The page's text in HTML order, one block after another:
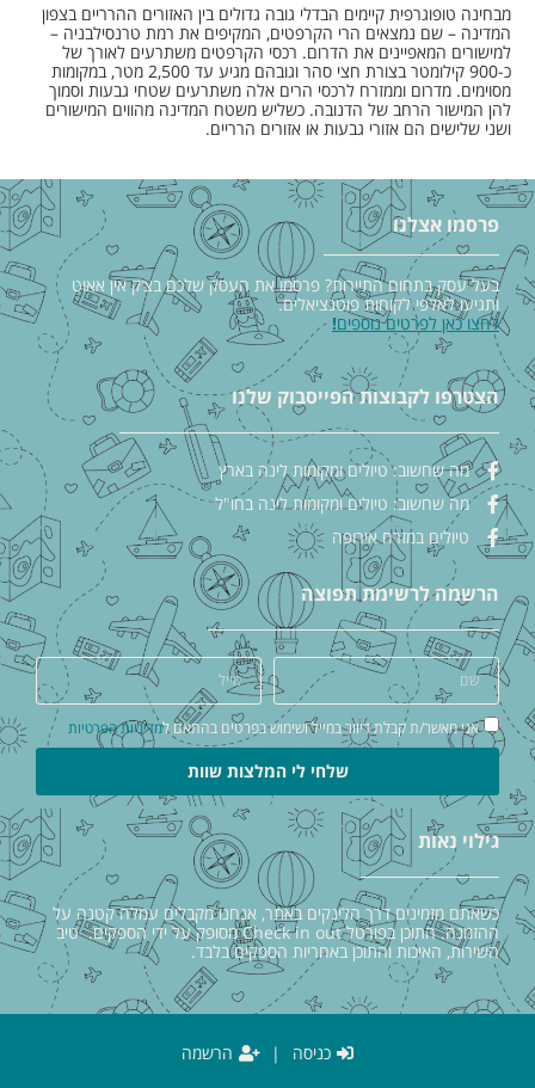
מבחינה טופוגרפית קיימים הבדלי גובה גדולים בין האזורים ההרריים בצפון
המדינה – שם נמצאים הרי הקרפטים, המקיפים את רמת טרנסילבניה –
למישורים המאפיינים את הדרום. רכסי הקרפטים משתרעים לאורך של
כ-900 קילומטר בצורת חצי סהר וגובהם מגיע עד 2,500 מטר, במקומות
מסוימים. מדרום וממזרח לרכסי הרים אלה משתרעים שטחי גבעות וסמוך
להן המישור הרחב של הדנובה. כשליש משטח המדינה מהווים המישורים
ושני שלישים הם אזורי גבעות או אזורים הרריים.
פרסמו אצלנו
בעל עסק בתחום התיירות? פרסמו את העסק שלכם בצ׳ק אין אאוט
ותגיעו לאלפי לקוחות פוטנציאלים.
לחצו כאן לפרטים נוספים!
הצטרפו לקבוצות הפייסבוק שלנו
מה שחשוב: טיולים ומקומות לינה בארץ
מה שחשוב: טיולים ומקומות לינה בחו"ל
טיולים במזרח אירופה
הרשמה לרשימת תפוצה
אני מאשר/ת קבלת דיוור במייל ושימוש בפרטים בהתאם למדיניות הפרטיות
שלחי לי המלצות שוות
גילוי נאות
כשאתם מזמינים דרך הלינקים באתר, אנחנו מקבלים עמלה קטנה על
ההזמנה. התוכן בפורטל Check in out מסופק על ידי הספקים. טיב
השירות, האיכות והתוכן באחריות הספקים בלבד.
כניסה | הרשמה